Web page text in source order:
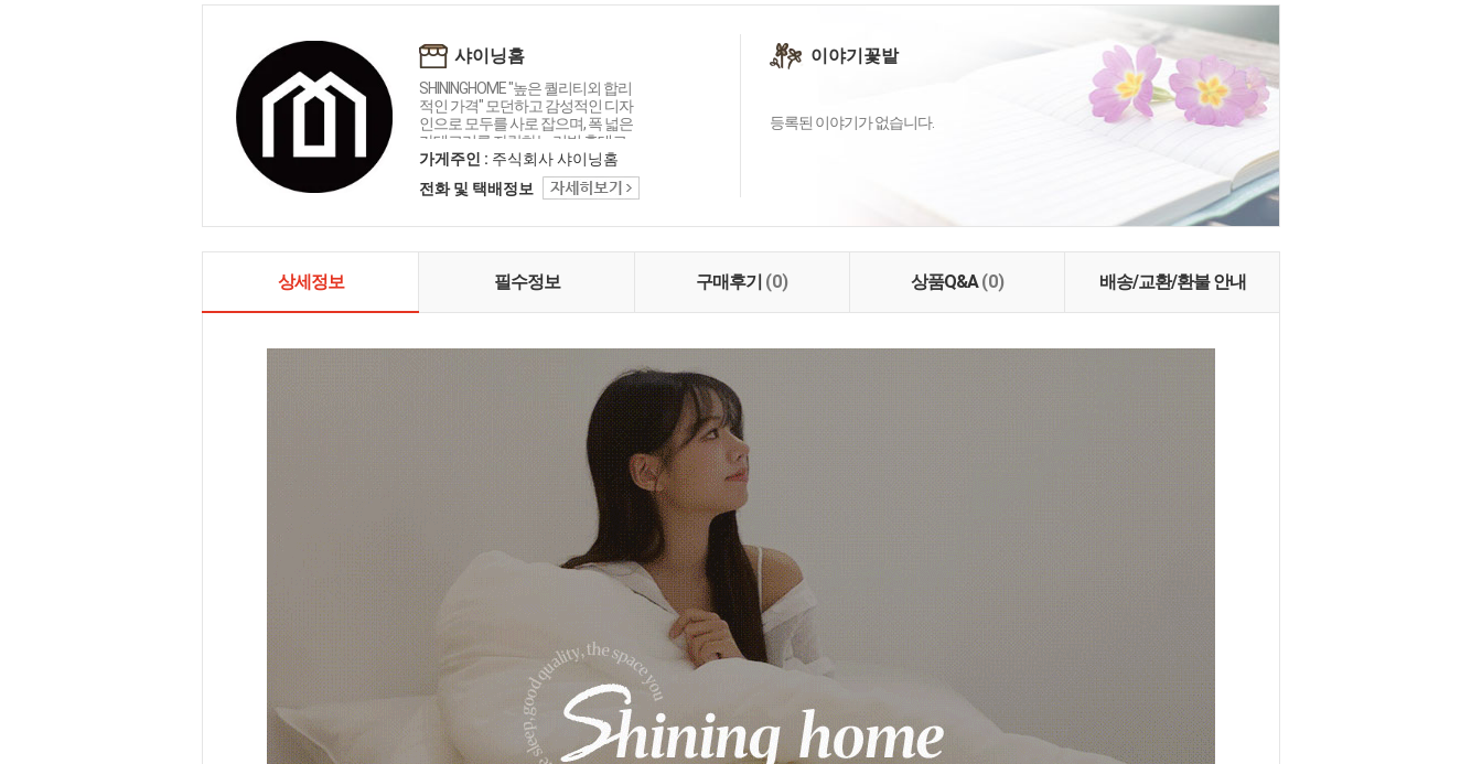
샤이닝홈
SHININGHOME "높은 퀄리티외 합리
적인 가격" 모던하고 감성적인 디자
인으로 모두를 사로 잡으며, 폭 넓은
카테고리를 자랑하는 리빙 홈데코
인테리어 샤이닝홈입니다.
가게주인 : 주식회사 샤이닝홈
전화 및 택배정보
이야기꽃밭
등록된 이야기가 없습니다.
상세정보 필수정보 구매후기 (0) 상품Q&A(0) 배송/교환/환불 안내